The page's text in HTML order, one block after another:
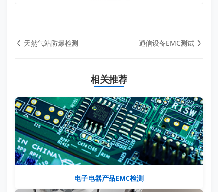
天然气站防爆检测 通信设备EMC测试
相关推荐
电子电器产品EMC检测